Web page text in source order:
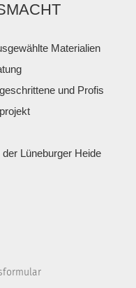
Materialien
und Profis
Lüneburger Heide